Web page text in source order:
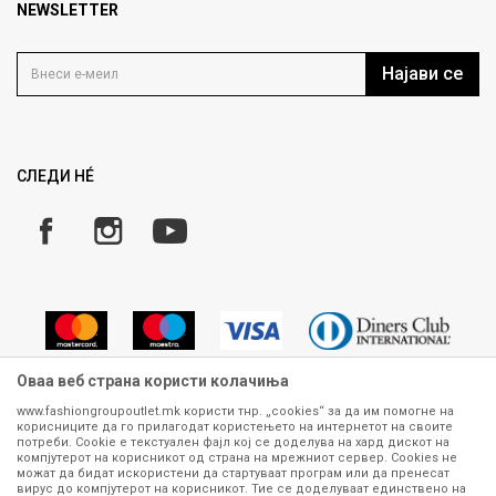
Продавница
Кариера
Политика на приватност
Како да купите
Замена и рефундација на производи
Плаќање
NEWSLETTER
Најави се
СЛЕДИ НÉ
Сите информации околу производите кои се изложени на нашата
онлајн продавница се стремиме да бидат конкретни, точни и прецизни,
меѓутоа не можеме да гарантираме дека се без ниту една грешка или
Оваа веб страна користи колачиња
www.fashiongroupoutlet.mk користи тнр. „cookies“ за да им помогне на
корисниците да го прилагодат користењето на интернетот на своите
потреби. Cookie е текстуален фајл кој се доделува на хард дискот на
компјутерот на корисникот од страна на мрежниот сервер. Cookies не
можат да бидат искористени да стартуваат програм или да пренесат
вирус до компјутерот на корисникот. Тие се доделуваат единствено на